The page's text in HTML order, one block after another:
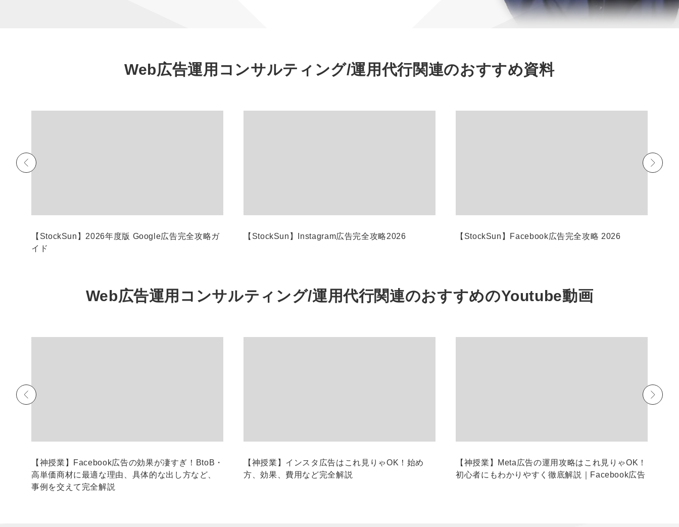
常勤監査役
募集要項一覧
Web広告運用コンサルティング/運用代行関連のおすすめ資料
【StockSun】2026年度版 Google広告完全攻略ガ
イド
【StockSun】Instagram広告完全攻略2026 【StockSun】Facebook広告完全攻略 2026
Web広告運用コンサルティング/運用代行関連のおすすめのYoutube動画
【神授業】Facebook広告の効果が凄すぎ！BtoB・
高単価商材に最適な理由、具体的な出し方など、
事例を交えて完全解説
【神授業】インスタ広告はこれ見りゃOK！始め
方、効果、費用など完全解説
【神授業】Meta広告の運用攻略はこれ見りゃOK！
初心者にもわかりやすく徹底解説｜Facebook広告